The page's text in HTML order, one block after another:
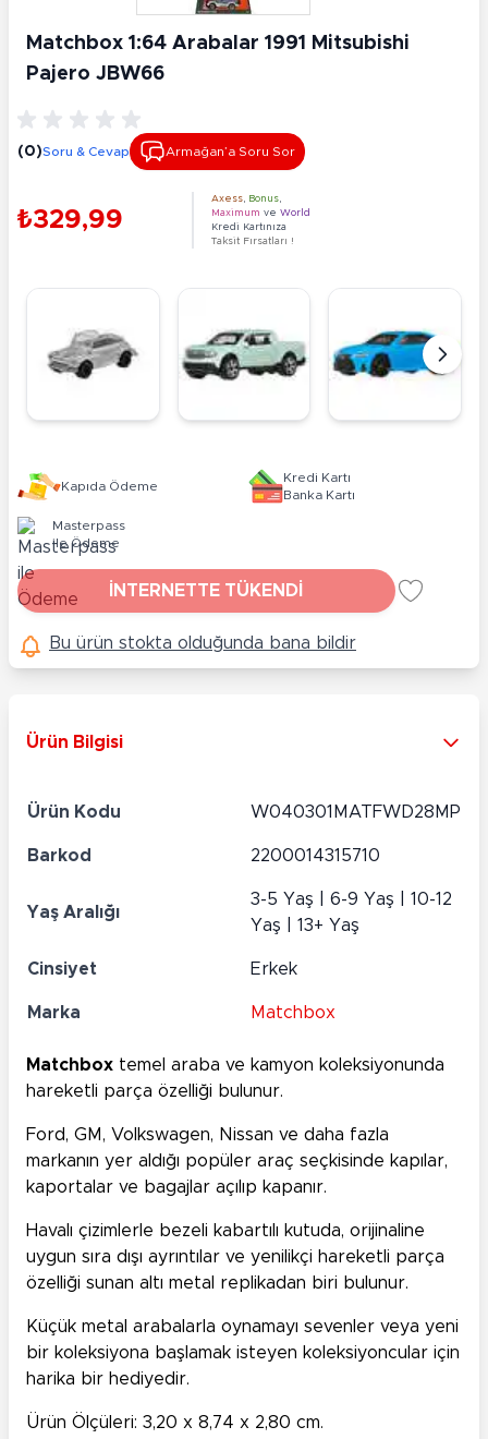
Matchbox 1:64 Arabalar 1991 Mitsubishi
Pajero JBW66
(0)Soru & Cevap Armağan’a Soru Sor
₺329,99
Axess Bonus
Maximum ve World
Kredi Kartınıza
Taksit Fırsatları !
Kapıda Ödeme
Kredi Kartı
Banka Kartı
Masterpass
ile Ödeme
İNTERNETTE TÜKENDİ
Bu ürün stokta olduğunda bana bildir
Ürün Bilgisi
Ürün Kodu W040301MATFWD28MP
Barkod 2200014315710
Yaş Aralığı
3-5 Yaş | 6-9 Yaş | 10-12
Yaş | 13+ Yaş
Cinsiyet Erkek
Marka Matchbox
Matchbox temel araba ve kamyon koleksiyonunda
hareketli parça özelliği bulunur.
Ford, GM, Volkswagen, Nissan ve daha fazla
markanın yer aldığı popüler araç seçkisinde kapılar,
kaportalar ve bagajlar açılıp kapanır.
Havalı çizimlerle bezeli kabartılı kutuda, orijinaline
uygun sıra dışı ayrıntılar ve yenilikçi hareketli parça
özelliği sunan altı metal replikadan biri bulunur.
Küçük metal arabalarla oynamayı sevenler veya yeni
bir koleksiyona başlamak isteyen koleksiyoncular için
harika bir hediyedir.
Ürün Ölçüleri: 3,20 x 8,74 x 2,80 cm.